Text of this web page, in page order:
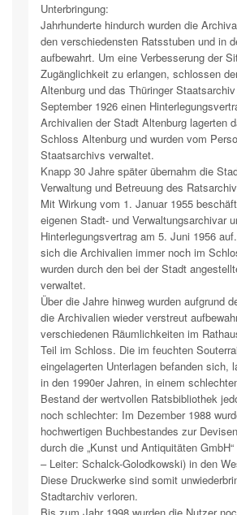
Unterbringung:
Jahrhunderte hindurch wurden die
den verschiedensten Ratsstuben und in
aufbewahrt. Um eine Verbesserung der
Zugänglichkeit zu erlangen, schlossen
Altenburg und das Thüringer
September 1926 einen
Archivalien der Stadt Altenburg lagerten
Schloss Altenburg und wurden vom
Staatsarchivs verwaltet.
Knapp 30 Jahre später übernahm die
Verwaltung und Betreuung des
Mit Wirkung vom 1. Januar 1955
eigenen Stadt- und Verwaltungsarchivar
Hinterlegungsvertrag am 5. Juni 1956
sich die Archivalien immer noch im
wurden durch den bei der Stadt
verwaltet.
Über die Jahre hinweg wurden aufgrund
die Archivalien wieder verstreut
verschiedenen Räumlichkeiten im
Teil im Schloss. Die im feuchten
eingelagerten Unterlagen befanden sich,
in den 1990er Jahren, in einem
Bestand der wertvollen Ratsbibliothek
noch schlechter: Im Dezember 1988
hochwertigen Buchbestandes zur
durch die „Kunst und Antiquitäten
– Leiter: Schalck-Golodkowski) in den
Diese Druckwerke sind somit
Stadtarchiv verloren.